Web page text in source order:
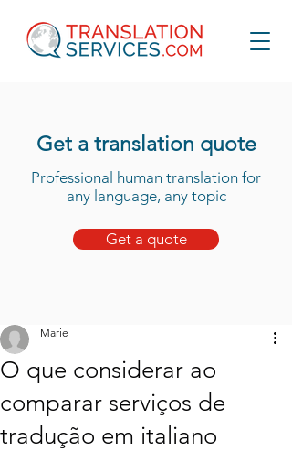
Get a translation quote
Professional human translation for
any language, any topic
Get a quote
O que considerar ao
comparar serviços de
tradução em italiano
Marie